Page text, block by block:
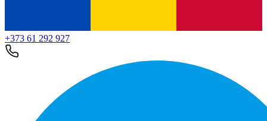
+373 61 292 927